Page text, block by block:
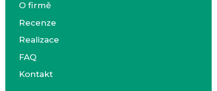
O firmě
Recenze
Realizace
FAQ
Kontakt